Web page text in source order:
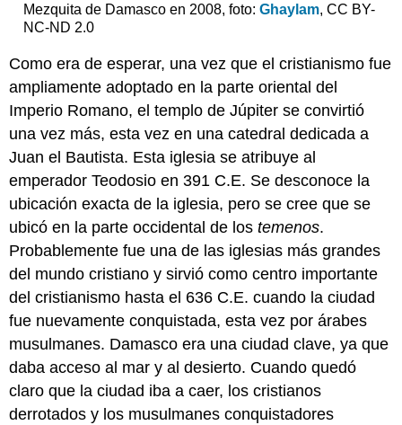
Mezquita de Damasco en 2008, foto: Ghaylam, CC BY-
NC-ND 2.0
Como era de esperar, una vez que el cristianismo fue
ampliamente adoptado en la parte oriental del
Imperio Romano, el templo de Júpiter se convirtió
una vez más, esta vez en una catedral dedicada a
Juan el Bautista. Esta iglesia se atribuye al
emperador Teodosio en 391 C.E. Se desconoce la
ubicación exacta de la iglesia, pero se cree que se
ubicó en la parte occidental de lostemenos.
Probablemente fue una de las iglesias más grandes
del mundo cristiano y sirvió como centro importante
del cristianismo hasta el 636 C.E. cuando la ciudad
fue nuevamente conquistada, esta vez por árabes
musulmanes. Damasco era una ciudad clave, ya que
daba acceso al mar y al desierto. Cuando quedó
claro que la ciudad iba a caer, los cristianos
derrotados y los musulmanes conquistadores